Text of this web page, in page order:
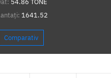
54.86 TONE
1641.52
Comparativ